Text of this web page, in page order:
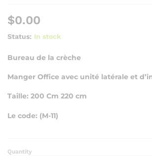
$0.00
Status: In stock
Bureau de la crèche
Manger Office avec unité latérale et
Taille: 200 Cm 220 cm
Le code: (M-11)
Quantity